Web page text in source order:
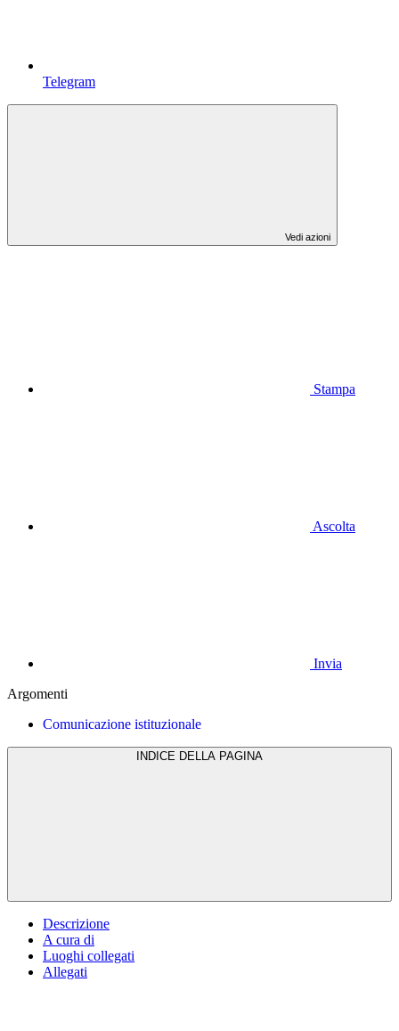
Telegram
Vedi azioni
Stampa
Ascolta
Invia
Argomenti
Comunicazione istituzionale
Descrizione
A cura di
Luoghi collegati
Allegati